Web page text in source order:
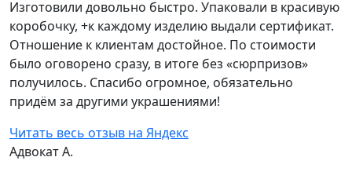
Изготовили довольно быстро. Упаковали в красивую
коробочку, +к каждому изделию выдали сертификат.
Отношение к клиентам достойное. По стоимости
было оговорено сразу, в итоге без «сюрпризов»
получилось. Спасибо огромное, обязательно
придём за другими украшениями!
Читать весь отзыв на Яндекс
Адвокат А.